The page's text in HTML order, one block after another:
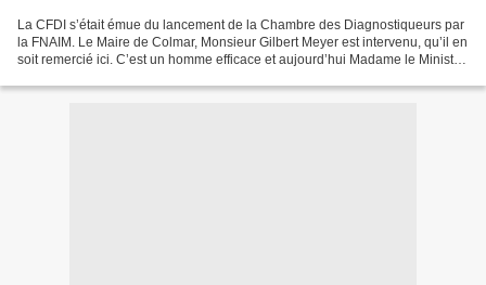
La CFDI s’était émue du lancement de la Chambre des Diagnostiqueurs par
la FNAIM. Le Maire de Colmar, Monsieur Gilbert Meyer est intervenu, qu’il en
soit remercié ici. C’est un homme efficace et aujourd’hui Madame le Ministre